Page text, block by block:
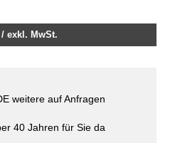
exkl. MwSt.
weitere auf Anfragen
40 Jahren für Sie da